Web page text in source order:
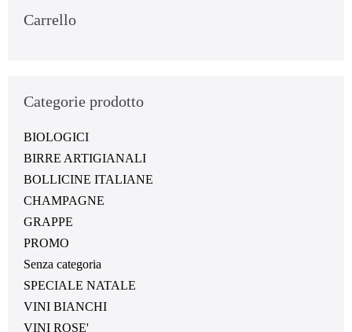
Carrello
Categorie prodotto
BIOLOGICI
BIRRE ARTIGIANALI
BOLLICINE ITALIANE
CHAMPAGNE
GRAPPE
PROMO
Senza categoria
SPECIALE NATALE
VINI BIANCHI
VINI ROSE'